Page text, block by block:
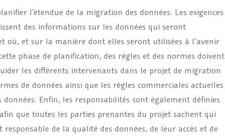
l’étendue de la migration des données. Les exigences
des informations sur les données qui seront
où, et sur la manière dont elles seront utilisées à l’avenir
phase de planification, des règles et des normes doivent
les différents intervenants dans le projet de migration
de données ainsi que les règles commerciales actuelles
Enfin, les responsabilités sont également définies
que toutes les parties prenantes du projet sachent qui
de la qualité des données, de leur accès et de